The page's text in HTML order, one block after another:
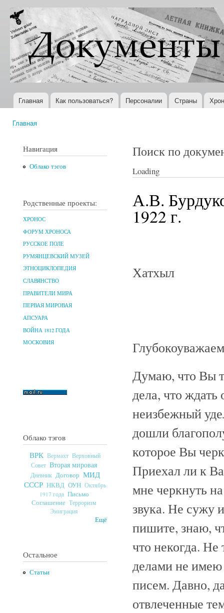
Документы
XX века
Всемирная
история в
Интернете
Главное меню
Главная Как пользоваться? Персоналии Страны
Главная
Навигация
Облако тэгов
Родственные проекты:
ХРОНОС
ФОРУМ ХРОНОСА
РУССКОЕ ПОЛЕ
РУМЯНЦЕВСКИЙ МУЗЕЙ
ЭТНОЦИКЛОПЕДИЯ
СЛАВЯНСТВО
ПРАВИТЕЛИ МИРА
ПЕРВАЯ МИРОВАЯ
АПСУАРА
ВОЙНА 1812 ГОДА
МОСКОВИЯ
Облако тэгов
ВРК Вермахт Верховный
Совет Вторая мировая
Дневник Договор МИД
СССР НКВД ОУН Октябрь
1917 года Письмо
Соглашение Терроризм
Эмиграция
Ещё
Остальное
Статьи
Поиск по
Loading
А.В.
1922 г.
Хатхыл
Думаю, что Вы
дела, что ждать
неизбежный
дошли
которое Вы
Приехал ли к
мне черкнуть
звука. Не сужу
пишите, знаю,
что некогда.
делами не имею
писем. Давно,
отвлеченные